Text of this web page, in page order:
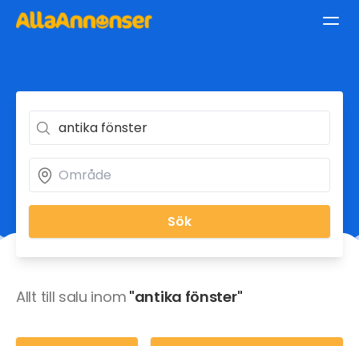
Sök
Allt till salu inom "antika fönster"